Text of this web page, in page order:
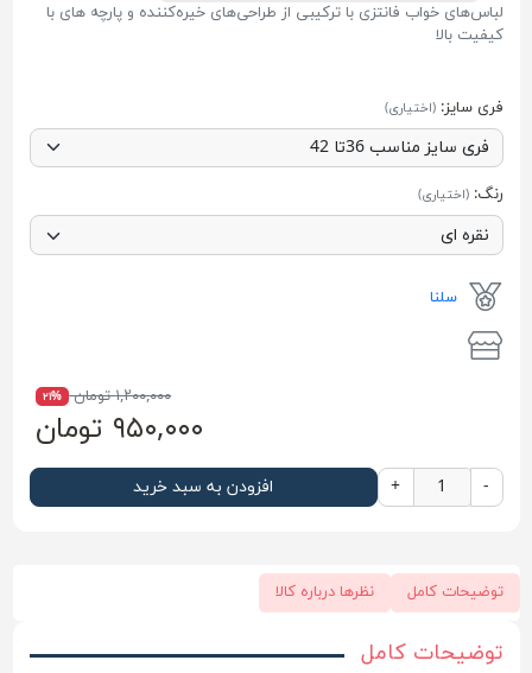
لباس‌های خواب‌ فانتزی با ترکیبی از طراحی‌های خیره‌کننده و پارچه ‌های با
کیفیت بالا
فری سایز: (اختیاری)
رنگ: (اختیاری)
سلنا
۱,۲۰۰,۰۰۰ تومان ۲۱%
۹۵۰,۰۰۰ تومان
-
+ افزودن به سبد خرید
توضیحات کامل نظرها درباره کالا
توضیحات کامل